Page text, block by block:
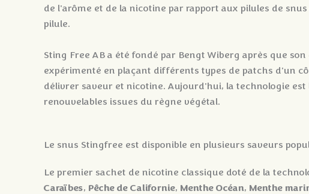
de l'arôme et de la nicotine par rapport aux pilules de
pilule.
Sting Free AB a été fondé par Bengt Wiberg après que
expérimenté en plaçant différents types de patchs d'un
délivrer saveur et nicotine. Aujourd'hui, la technologie
renouvelables issues du règne végétal.
Le snus Stingfree est disponible en plusieurs saveurs
Le premier sachet de nicotine classique doté de la
Caraïbes, Pêche de Californie, Menthe Océan, Menthe